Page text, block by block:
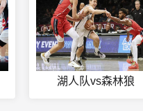
湖人队vs森林狼